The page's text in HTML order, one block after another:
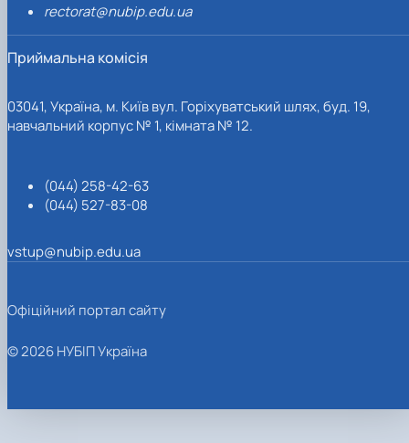
rectorat@nubip.edu.ua
Приймальна комісія
03041, Україна, м. Київ вул. Горіхуватський шлях, буд. 19,
навчальний корпус № 1, кімната № 12.
(044) 258-42-63
(044) 527-83-08
vstup@nubip.edu.ua
Офіційний портал сайту
© 2026 НУБІП Україна